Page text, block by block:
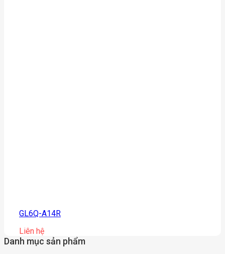
GL6Q-A14R
Liên hệ
Danh mục sản phẩm